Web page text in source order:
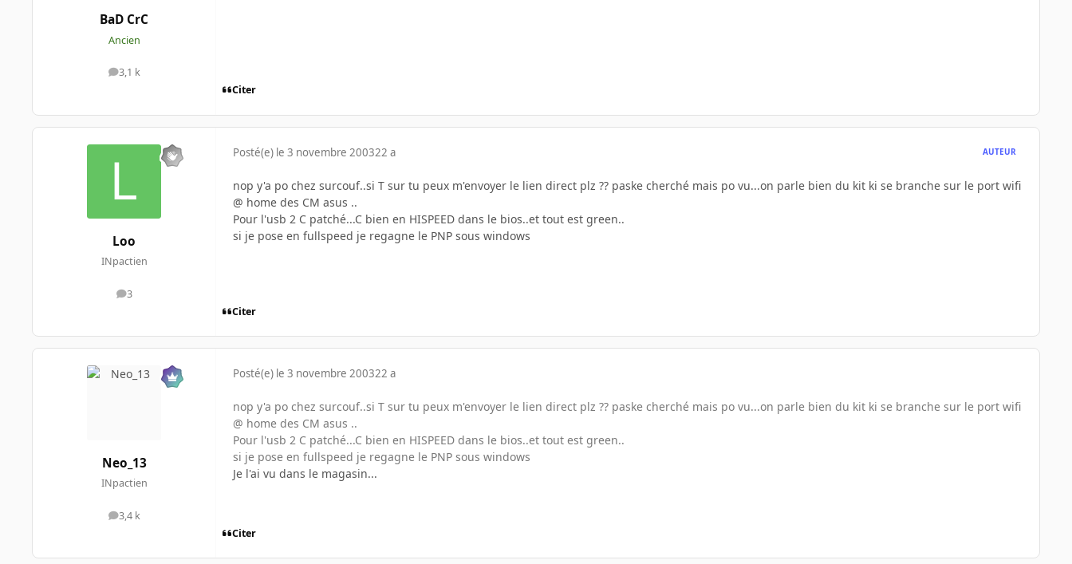
BaD CrC
Ancien
3,1 k
messages
Citer
Loo
INpactien
3
messages
Posté(e) le 3 novembre 200322 a AUTEUR
nop y'a po chez surcouf..si T sur tu peux m'envoyer le lien direct plz ?? paske cherché mais po vu...on parle bien du kit ki se branche sur le port wifi
@ home des CM asus ..
Pour l'usb 2 C patché...C bien en HISPEED dans le bios..et tout est green..
si je pose en fullspeed je regagne le PNP sous windows
Citer
Neo_13
INpactien
3,4 k
messages
Posté(e) le 3 novembre 200322 a
nop y'a po chez surcouf..si T sur tu peux m'envoyer le lien direct plz ?? paske cherché mais po vu...on parle bien du kit ki se branche sur le port wifi
@ home des CM asus ..
Pour l'usb 2 C patché...C bien en HISPEED dans le bios..et tout est green..
si je pose en fullspeed je regagne le PNP sous windows
Je l'ai vu dans le magasin...
Citer